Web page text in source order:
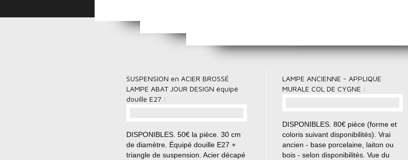
SUSPENSION en ACIER BROSSÉ
LAMPE ABAT JOUR DESIGN équipé
douille E27 :
DISPONIBLES. 50€ la pièce. 30 cm
de diamètre. Équipé douille E27 +
triangle de suspension. Acier décapé
LAMPE ANCIENNE - APPLIQUE
MURALE COL DE CYGNE :
DISPONIBLES. 80€ pièce (forme et
coloris suivant disponibilités). Vrai
ancien - base porcelaine, laiton ou
bois - selon disponibilités. Vue du